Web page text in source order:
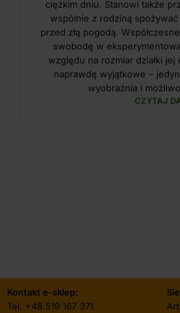
ciężkim dniu. Stanowi także
wspólnie z rodziną spożywać
przed złą pogodą.
swobodę w
względu na rozmiar działki
naprawdę wyjątkowe –
wyobraźnia i
CZYTAJ
Kontakt e-sklep:
Tel. +48 519 167 371